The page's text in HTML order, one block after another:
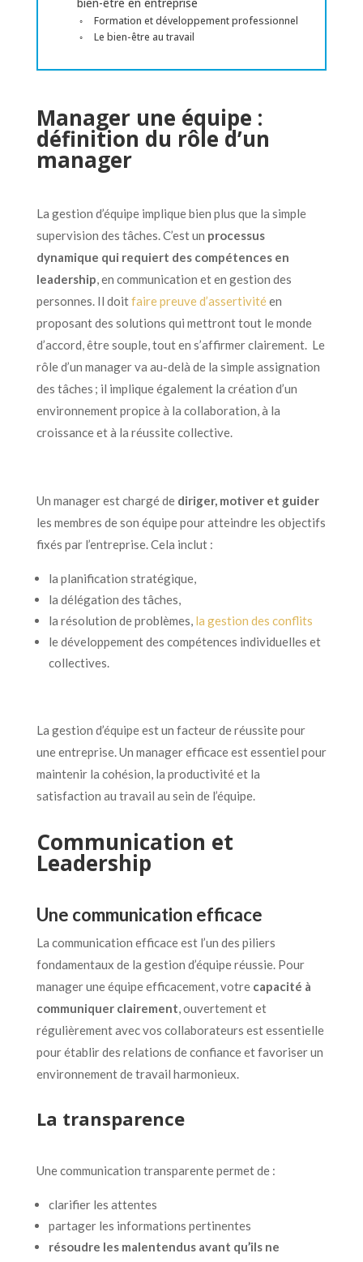
bien-être en entreprise
Formation et développement professionnel
Le bien-être au travail
Manager une équipe :
définition du rôle d’un
manager
La gestion d’équipe implique bien plus que la simple
supervision des tâches. C’est un processus
dynamique qui requiert des compétences en
leadership, en communication et en gestion des
personnes. Il doitfaire preuve d’assertivitéen
proposant des solutions qui mettront tout le monde
d’accord, être souple, tout en s’affirmer clairement. Le
rôle d’un manager va au-delà de la simple assignation
des tâches ; il implique également la création d’un
environnement propice à la collaboration, à la
croissance et à la réussite collective.
Un manager est chargé de diriger, motiver et guider
les membres de son équipe pour atteindre les objectifs
fixés par l’entreprise. Cela inclut :
la planification stratégique,
la délégation des tâches,
la résolution de problèmes, la gestion des conflits
le développement des compétences individuelles et
collectives.
La gestion d’équipe est un facteur de réussite pour
une entreprise. Un manager efficace est essentiel pour
maintenir la cohésion, la productivité et la
satisfaction au travail au sein de l’équipe.
Communication et
Leadership
Une communication efficace
La communication efficace est l’un des piliers
fondamentaux de la gestion d’équipe réussie. Pour
manager une équipe efficacement, votre capacité à
communiquer clairement, ouvertement et
régulièrement avec vos collaborateurs est essentielle
pour établir des relations de confiance et favoriser un
environnement de travail harmonieux.
La transparence
Une communication transparente permet de :
clarifier les attentes
partager les informations pertinentes
résoudre les malentendus avant qu’ils ne